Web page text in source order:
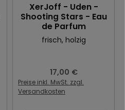
XerJoff - Uden -
Shooting Stars - Eau
de Parfum
frisch, holzig
Regulärer Preis:
17,00 €
Preise inkl. MwSt. zzgl.
Versandkosten